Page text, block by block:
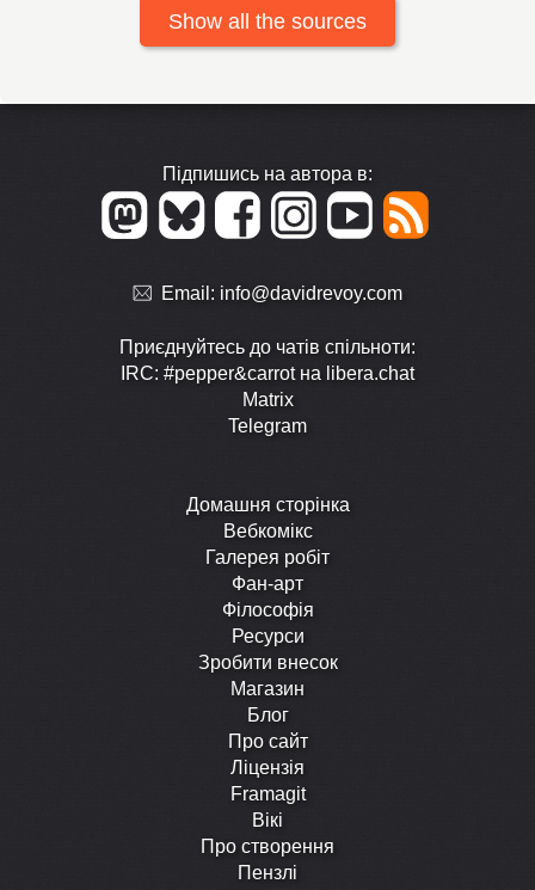
Show all the sources
Підпишись на автора в:
Email: info@davidrevoy.com
Приєднуйтесь до чатів спільноти:
IRC: #pepper&carrot на libera.chat
Matrix
Telegram
Домашня сторінка
Вебкомікс
Галерея робіт
Фан-арт
Філософія
Ресурси
Зробити внесок
Магазин
Блог
Про сайт
Ліцензія
Framagit
Вікі
Про створення
Пензлі